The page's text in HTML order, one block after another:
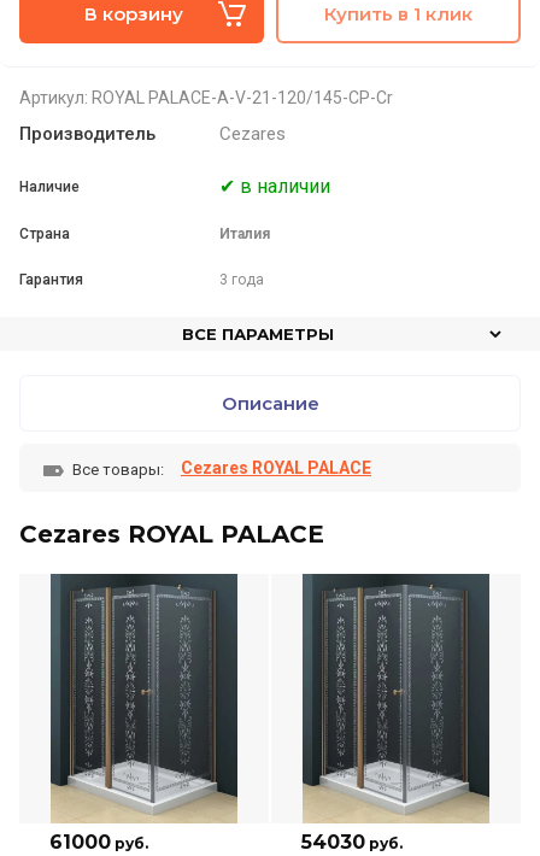
В корзину Купить в 1 клик
Артикул: ROYAL PALACE-A-V-21-120/145-CP-Cr
Производитель Cezares
Наличие ✔ в наличии
Страна Италия
Гарантия 3 года
ВСЕ ПАРАМЕТРЫ
Описание
Все товары: Cezares ROYAL PALACE
Cezares ROYAL PALACE
61000 руб. 54030 руб.